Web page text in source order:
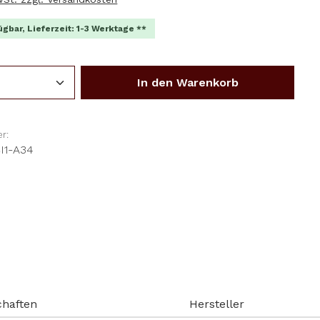
Lieferzeit: 1-3 Werktage **
Anzahl: Gib den gewünschten Wert
In den Warenkorb
A34
Hersteller